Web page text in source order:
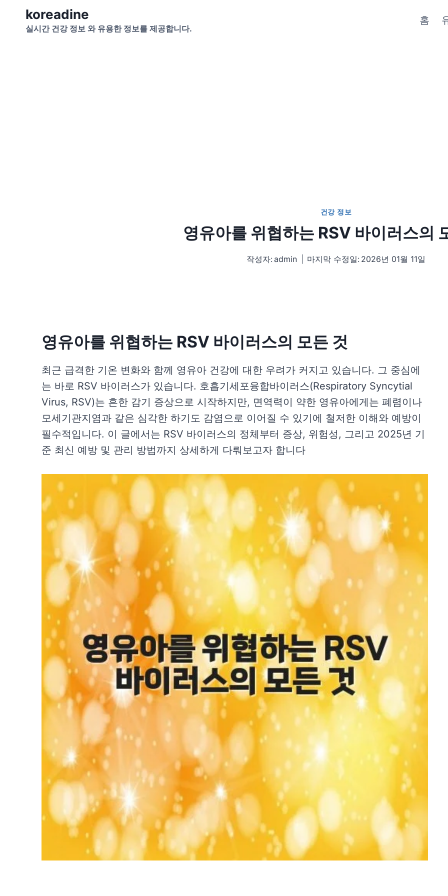
koreadine
실시간 건강 정보 와 유용한 정보를 제공합니다.
홈
건강 정보
영유아를 위협하는 RSV 바이러스의
작성자: admin 마지막 수정일: 2026년 01월 11일
영유아를 위협하는 RSV 바이러스의 모든 것
최근 급격한 기온 변화와 함께 영유아 건강에 대한 우려가 커지고 있습니다. 그 중심에
는 바로 RSV 바이러스가 있습니다. 호흡기세포융합바이러스(Respiratory Syncytial
Virus, RSV)는 흔한 감기 증상으로 시작하지만, 면역력이 약한 영유아에게는 폐렴이나
모세기관지염과 같은 심각한 하기도 감염으로 이어질 수 있기에 철저한 이해와 예방이
필수적입니다. 이 글에서는 RSV 바이러스의 정체부터 증상, 위험성, 그리고 2025년 기
준 최신 예방 및 관리 방법까지 상세하게 다뤄보고자 합니다